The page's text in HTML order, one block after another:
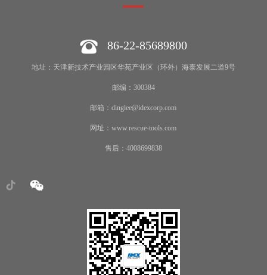
86-22-85689800
地址：天津新技术产业园区华苑产业区（环外）海泰发展二道9号
邮编：300384
邮箱：dinglee@idexcorp.com
网址：www.rescue-tools.com
售后：4008699838